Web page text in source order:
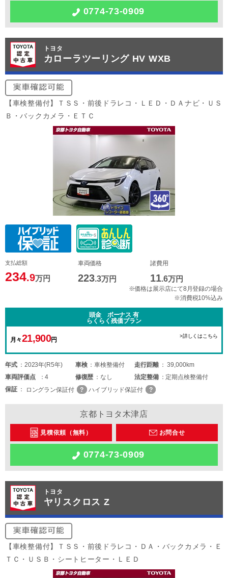
0774-73-0909
トヨタ
カローラツーリング HV WXB
【車検整備付】ＴＳＳ・前後ドラレコ・ＬＥＤ・ＤＡナビ・ＵＳ
Ｂ・バックカメラ・ＥＴＣ
支払総額
234.9万円
車両価格
223.3万円
諸費用
11.6万円
※価格は展示店にて8月登録の場合
※消費税10%込み
頭金 ボーナス 有
らくらく残価プラン
月々21,900円
>詳しくはこちら
年式 2023年(R5年) 車検 車検整備付 走行距離
39,000km
車両評価点 4 修復歴 なし 法定整備
定期点検整備付
保証
ロングラン保証付 ハイブリッド保証付
京都トヨタ木津店
見積依頼（無料） お問合せ
0774-73-0909
トヨタ
ヤリスクロス Z
【車検整備付】ＴＳＳ・前後ドラレコ・ＤＡ・バックカメラ・Ｅ
ＴＣ・ＵＳＢ・シートヒーター・ＬＥＤ